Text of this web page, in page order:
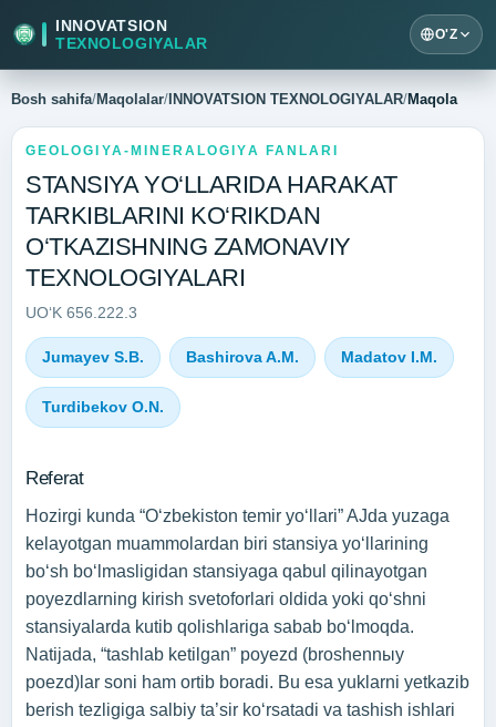
INNOVATSION
TEXNOLOGIYALAR
O'Z
Bosh sahifa/Maqolalar/ INNOVATSION TEXNOLOGIYALAR/Maqola
GEOLOGIYA-MINERALOGIYA FANLARI
STANSIYA YO‘LLARIDA HARAKAT
TARKIBLARINI KO‘RIKDAN
O‘TKAZISHNING ZAMONAVIY
TEXNOLOGIYALARI
UO‘K 656.222.3
Jumayev S.B. Bashirova A.M. Madatov I.M.
Turdibekov O.N.
Referat
Hozirgi kunda “O‘zbekiston temir yo‘llari” AJda yuzaga
kelayotgan muammolardan biri stansiya yo‘llarining
bo‘sh bo‘lmasligidan stansiyaga qabul qilinayotgan
poyezdlarning kirish svetoforlari oldida yoki qo‘shni
stansiyalarda kutib qolishlariga sabab bo‘lmoqda.
Natijada, “tashlab ketilgan” poyezd (broshennыy
poezd)lar soni ham ortib boradi. Bu esa yuklarni yetkazib
berish tezligiga salbiy ta’sir ko‘rsatadi va tashish ishlari